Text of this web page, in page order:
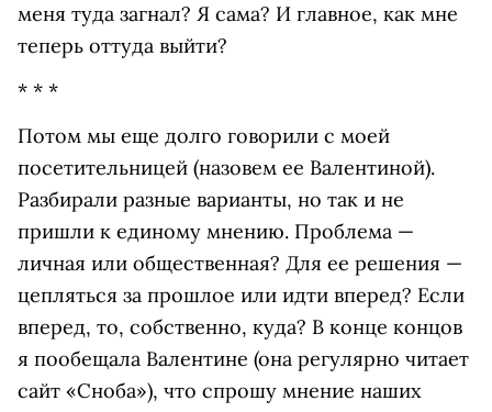
меня туда загнал? Я сама? И главное, как мне
теперь оттуда выйти?
* * *
Потом мы еще долго говорили с моей
посетительницей (назовем ее Валентиной).
Разбирали разные варианты, но так и не
пришли к единому мнению. Проблема —
личная или общественная? Для ее решения —
цепляться за прошлое или идти вперед? Если
вперед, то, собственно, куда? В конце концов
я пообещала Валентине (она регулярно читает
сайт «Сноба»), что спрошу мнение наших